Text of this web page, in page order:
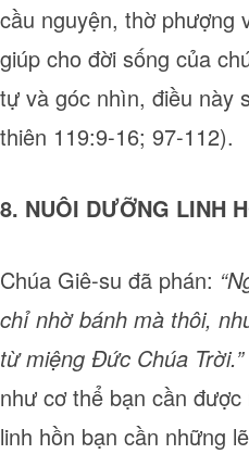
cầu nguyện, thờ phượng
giúp cho đời sống của
tự và góc nhìn, điều này
thiên 119:9-16; 97-112).
8. NUÔI DƯỠNG LINH
Chúa Giê-su đã phán:
chỉ nhờ bánh mà thôi,
từ miệng Đức Chúa Trời.”
như cơ thể bạn cần
linh hồn bạn cần những